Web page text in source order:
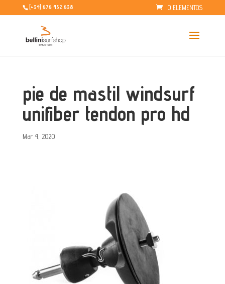
[+34] 676 452 638 0 ELEMENTOS
pie de mastil windsurf
unifiber tendon pro hd
Mar 4, 2020